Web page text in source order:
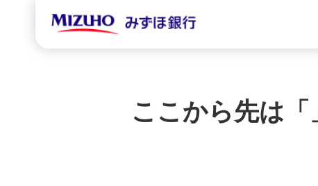
ここから先は「